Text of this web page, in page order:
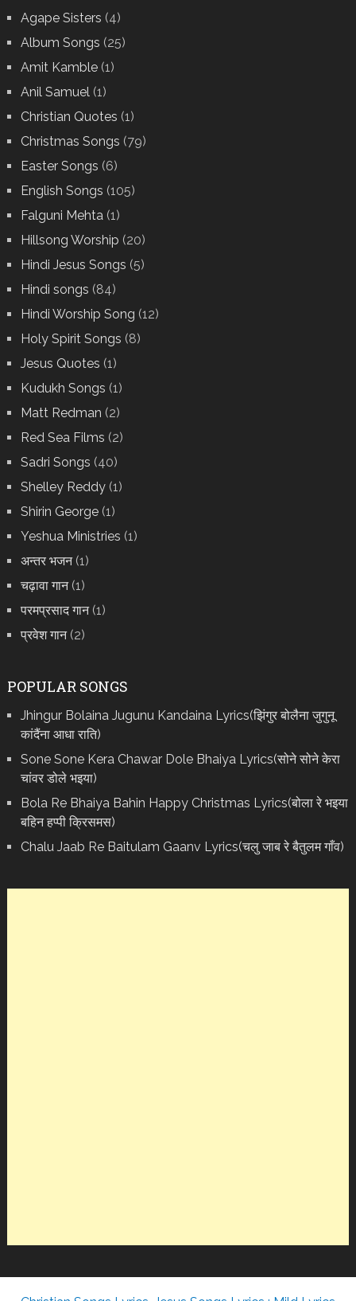
Agape Sisters (4)
Album Songs (25)
Amit Kamble(1)
Anil Samuel(1)
Christian Quotes (1)
Christmas Songs (79)
Easter Songs (6)
English Songs (105)
Falguni Mehta(1)
Hillsong Worship (20)
Hindi Jesus Songs (5)
Hindi songs (84)
Hindi Worship Song (12)
Holy Spirit Songs (8)
Jesus Quotes (1)
Kudukh Songs (1)
Matt Redman (2)
Red Sea Films (2)
Sadri Songs (40)
Shelley Reddy(1)
Shirin George(1)
Yeshua Ministries (1)
अन्तर भजन(1)
चढ़ावा गान(1)
परमप्रसाद गान(1)
प्रवेश गान(2)
POPULAR SONGS
Jhingur Bolaina Jugunu Kandaina Lyrics(झिंगुर बोलैना जुगुनू
कांदैंना आधा राति)
Sone Sone Kera Chawar Dole Bhaiya Lyrics(सोने सोने केरा
चांवर डोले भइया)
Bola Re Bh‌aiya Bahin Happy Christmas Lyrics(बोला रे भ‌इया
बहिन हप्पी क्रिसमस)
Chalu Jaab Re Baitulam Gaanv Lyrics(चलु जाब रे बैतुलम गाँव)